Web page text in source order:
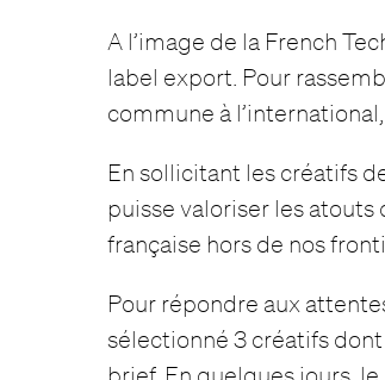
A l’image de la French
label export. Pour
commune à
En sollicitant les créatifs
puisse valoriser les atouts
française hors de nos
Pour répondre aux
sélectionné 3 créatifs